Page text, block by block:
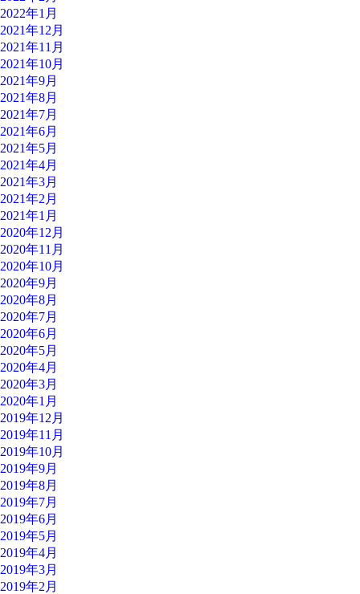
2022年1月
2021年12月
2021年11月
2021年10月
2021年9月
2021年8月
2021年7月
2021年6月
2021年5月
2021年4月
2021年3月
2021年2月
2021年1月
2020年12月
2020年11月
2020年10月
2020年9月
2020年8月
2020年7月
2020年6月
2020年5月
2020年4月
2020年3月
2020年1月
2019年12月
2019年11月
2019年10月
2019年9月
2019年8月
2019年7月
2019年6月
2019年5月
2019年4月
2019年3月
2019年2月